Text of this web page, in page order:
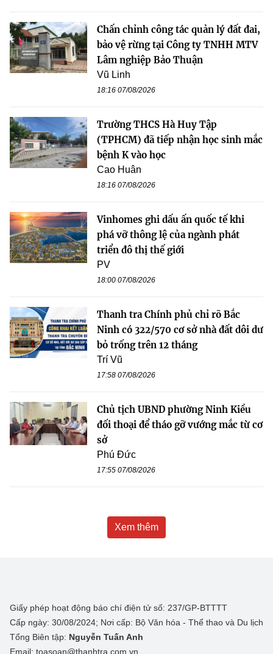
Chấn chỉnh công tác quản lý đất đai,
bảo vệ rừng tại Công ty TNHH MTV
Lâm nghiệp Bảo Thuận
Vũ Linh
18:16 07/08/2026
Trường THCS Hà Huy Tập
(TPHCM) đã tiếp nhận học sinh mắc
bệnh K vào học
Cao Huân
18:16 07/08/2026
Vinhomes ghi dấu ấn quốc tế khi
phá vỡ thông lệ của ngành phát
triển đô thị thế giới
PV
18:00 07/08/2026
Thanh tra Chính phủ chỉ rõ Bắc
Ninh có 322/570 cơ sở nhà đất dôi dư
bỏ trống trên 12 tháng
Trí Vũ
17:58 07/08/2026
Chủ tịch UBND phường Ninh Kiều
đối thoại để tháo gỡ vướng mắc từ cơ
sở
Phú Đức
17:55 07/08/2026
Xem thêm
Giấy phép hoạt động báo chí điện tử số: 237/GP-BTTTT
Cấp ngày: 30/08/2024; Nơi cấp: Bộ Văn hóa - Thể thao và Du lịch
Tổng Biên tập: Nguyễn Tuấn Anh
Email: toasoan@thanhtra.com.vn